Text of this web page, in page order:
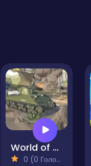
World of Military Tanks
0 (0 Голосів)